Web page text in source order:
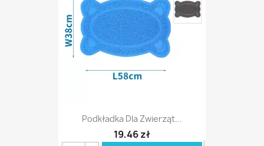
Podkładka Dla Zwierząt...
19,46 zł